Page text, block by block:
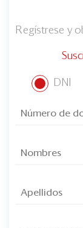
Regístrese y
DNI